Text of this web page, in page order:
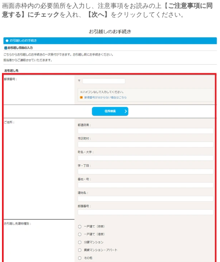
画面赤枠内の必要箇所を入力し、注意事項をお読みの上【 ご注意事項に同
意する】にチェック ​を入れ、 【次へ】 をクリックしてください。